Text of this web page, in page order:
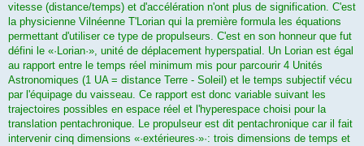
vitesse (dis­tance/temps) et d'accélération n'ont plus de signification. C'est
la physicienne Vilnéenne T'Lorian qui la première formula les équations
permettant d'utiliser ce type de propulseurs. C'est en son honneur que fut
défini le «·Lorian·», unité de déplacement hyperspatial. Un Lorian est égal
au rap­port entre le temps réel minimum mis pour parcourir 4 Unités
Astronomiques (1 UA = distance Terre - Soleil) et le temps subjectif vécu
par l'équipage du vaisseau. Ce rapport est donc variable suivant les
trajectoires possibles en espace réel et l'hyperespace choisi pour la
translation pentachronique. Le propul­seur est dit pentachronique car il fait
intervenir cinq dimensions «·extérieures·»·: trois dimensions de temps et